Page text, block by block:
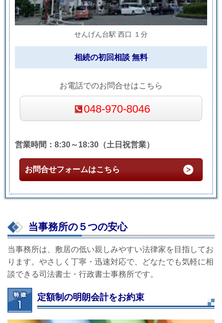
せんげん台駅 西口 １分
相続の初回相談 無料
お電話でのお問合せはこちら
048-970-8046
営業時間：8:30～18:30（土日祝営業）
お問合せフォームはこちら
当事務所の５つの安心
当事務所は、敷居の低い親しみやすい法律家を目指してお
ります。やさしく丁寧・迅速対応で、どなたでも気軽に相
談できる司法書士・行政書士事務所です。
定額制の明朗会計をお約束